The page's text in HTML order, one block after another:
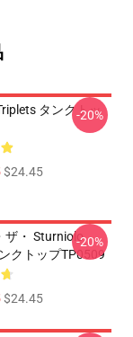
タンクトッ
$24.45
-20%
ザ・ Sturniolo
クトップTP0509
$24.45
-20%